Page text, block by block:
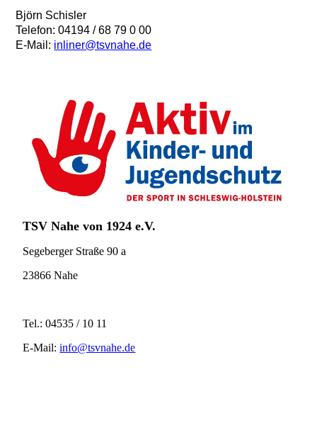
Björn Schisler
Telefon: 04194 / 68 79 0 00
E-Mail: inliner@tsvnahe.de
TSV Nahevon 1924 e.V.
Segeberger Straße 90 a
23866 Nahe
Tel.: 04535 / 10 11
E-Mail:info@tsvnahe.de